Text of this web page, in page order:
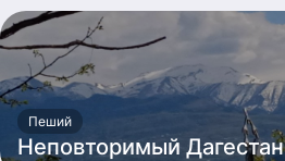
Пеший
Неповторимый Дагестан